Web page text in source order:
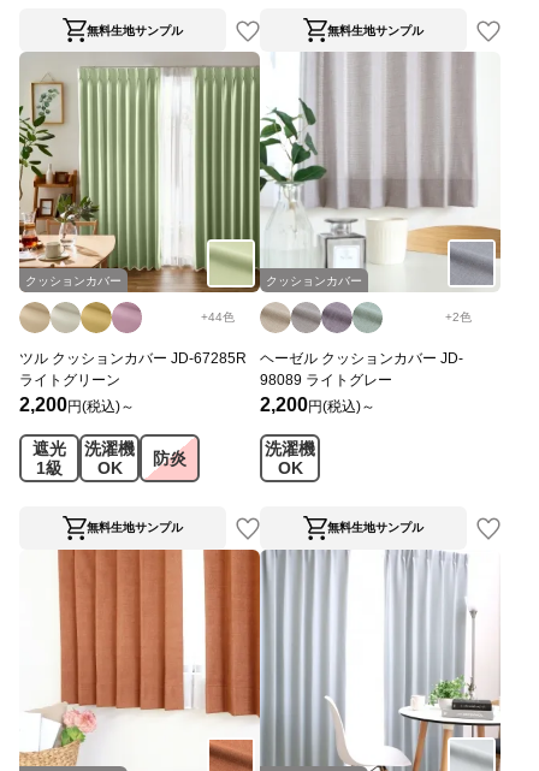
無料生地サンプル 無料生地サンプル
クッションカバー
+44色
ツル クッションカバー JD-67285R
ライトグリーン
2,200円(税込)～
遮光
1級
洗濯機
OK
防炎
無料生地サンプル
クッションカバー
+2色
ヘーゼル クッションカバー JD-
98089 ライトグレー
2,200円(税込)～
洗濯機
OK
無料生地サンプル